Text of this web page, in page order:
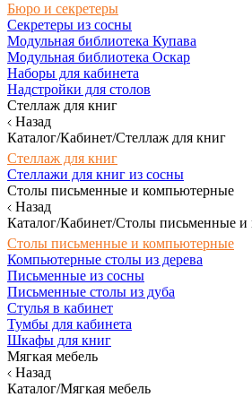
Бюро и секретеры
Секретеры из сосны
Модульная библиотека Купава
Модульная библиотека Оскар
Наборы для кабинета
Надстройки для столов
Стеллаж для книг
Назад
Каталог/Кабинет/Стеллаж для книг
Стеллаж для книг
Стеллажи для книг из сосны
Столы письменные и компьютерные
Назад
Каталог/Кабинет/Столы письменные
Столы письменные и компьютерные
Компьютерные столы из дерева
Письменные из сосны
Письменные столы из дуба
Стулья в кабинет
Тумбы для кабинета
Шкафы для книг
Мягкая мебель
Назад
Каталог/Мягкая мебель